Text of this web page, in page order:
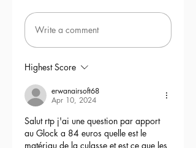
Write a comment
Highest Score
erwanairsoft68
Apr 10, 2024
Salut rtp j'ai une question par apport
au Glock a 84 euros quelle est le
matériau de la culasse et est ce que les